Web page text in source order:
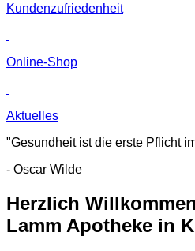
Kunden­zufriedenheit
Online-Shop
Aktuelles
"Gesundheit ist die erste Pflicht
- Oscar Wilde
Herzlich
Lamm Apotheke in